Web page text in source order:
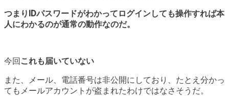
つまりIDパスワードがわかってログインしても操作すれば本
人にわかるのが通常の動作なのだ。
今回 これも届いていない
また、メール、電話番号は非公開にしており、たとえ分かっ
てもメールアカウントが盗まれたわけではなさそうだ。